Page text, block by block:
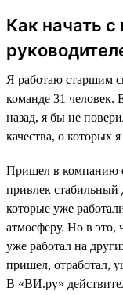
Как начать с
Я работаю старшим
команде 31 человек.
назад, я бы не
качества, о которых
Пришел в компанию
привлек стабильный
которые уже
атмосферу. Но в это,
уже работал на
пришел, отработал,
В «ВИ.ру»